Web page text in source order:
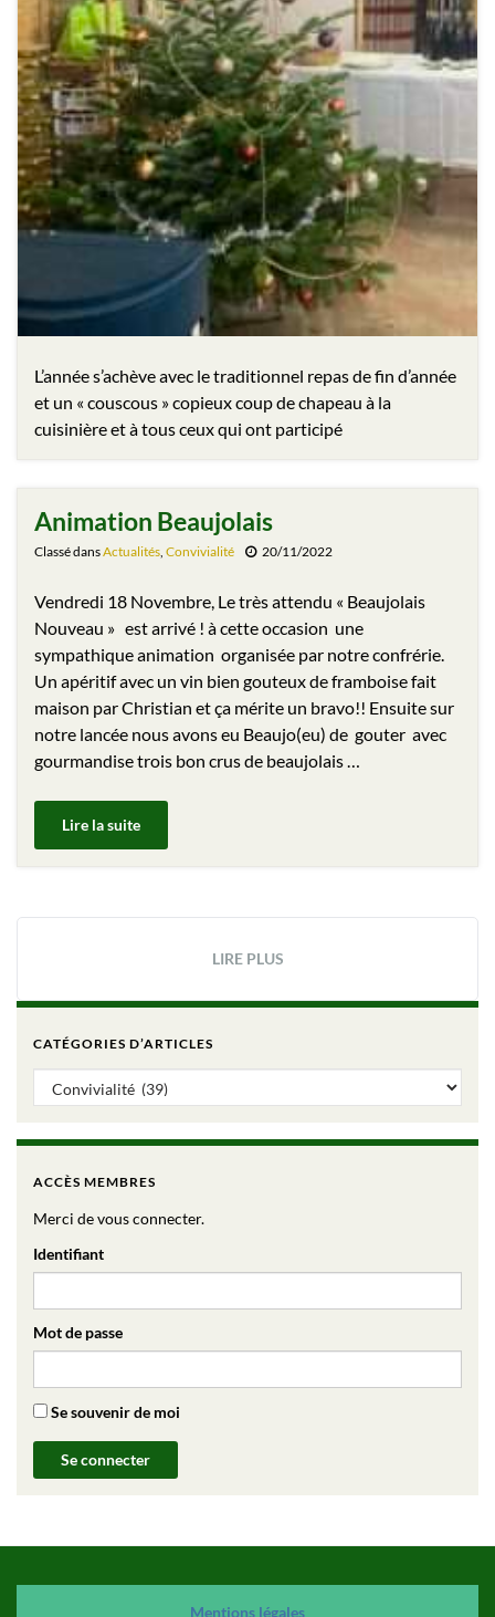
L’année s’achève avec le traditionnel repas de fin d’année
et un « couscous » copieux coup de chapeau à la
cuisinière et à tous ceux qui ont participé
Animation Beaujolais
Classé dansActualités, Convivialité 20/11/2022
Vendredi 18 Novembre, Le très attendu « Beaujolais
Nouveau » est arrivé ! à cette occasion une
sympathique animation organisée par notre confrérie.
Un apéritif avec un vin bien gouteux de framboise fait
maison par Christian et ça mérite un bravo!! Ensuite sur
notre lancée nous avons eu Beaujo(eu) de gouter avec
gourmandise trois bon crus de beaujolais …
Lire la suite
LIRE PLUS
CATÉGORIES D’ARTICLES
Catégories d’articles
ACCÈS MEMBRES
Merci de vous connecter.
Identifiant
Mot de passe
Se souvenir de moi
Mentions légales